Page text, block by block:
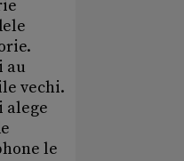
au
vechi.
alege
le